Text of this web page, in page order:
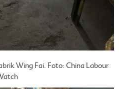
Wing Fai. Foto: China Labour